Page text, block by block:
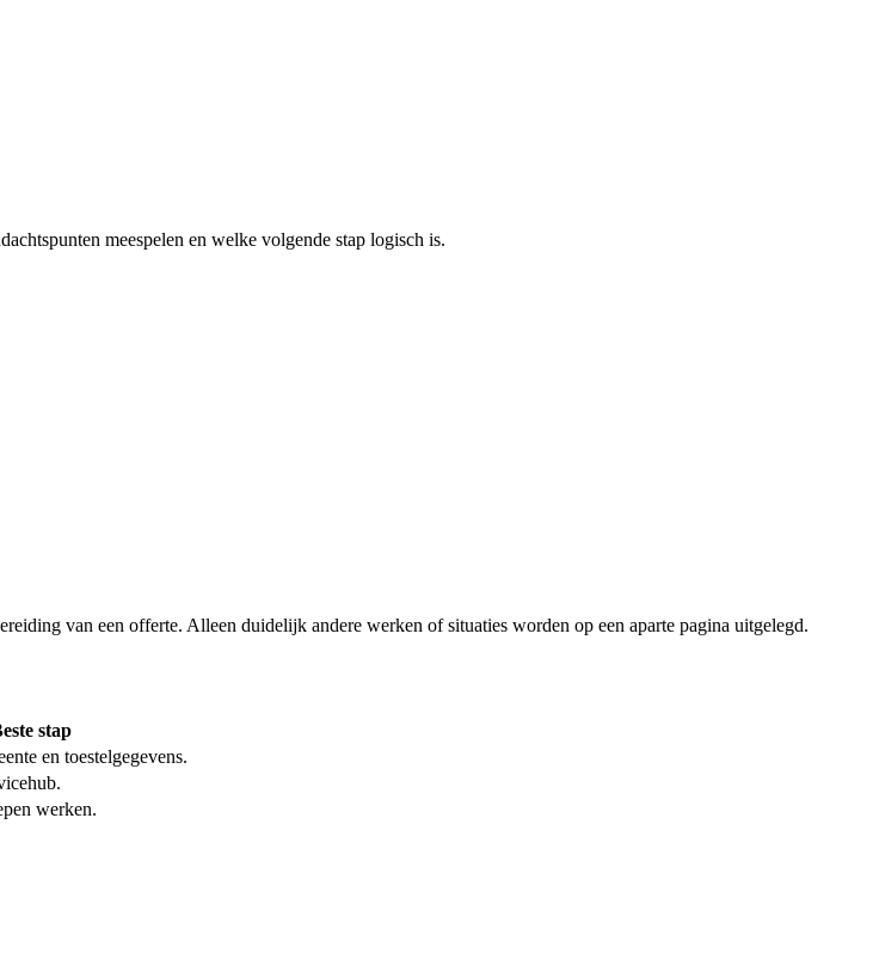
meespelen en welke volgende stap logisch is.
van een offerte. Alleen duidelijk andere werken of situaties worden op een aparte pagina uitgelegd.
stap
en toestelgegevens.
werken.